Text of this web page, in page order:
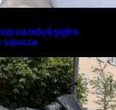
ua mbyll gojën
luksoze